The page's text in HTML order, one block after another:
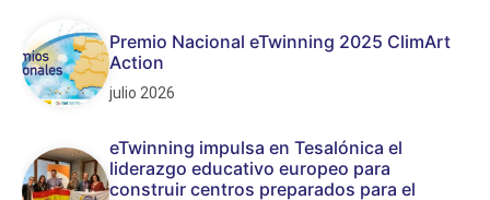
Premio Nacional eTwinning 2025 ClimArt
Action
julio 2026
eTwinning impulsa en Tesalónica el
liderazgo educativo europeo para
construir centros preparados para el